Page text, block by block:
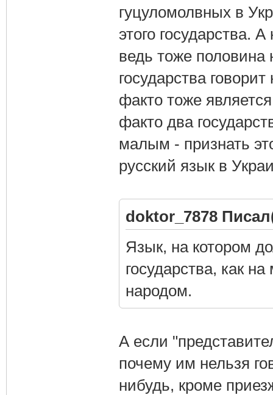
гуцуломолвных в
этого государства.
ведь тоже половина
государства
факто тоже
факто два
малым - признать
русский язык в
doktor_7878
Язык, на котором
государства, как
народом.
А если
почему им нельзя
нибудь, кроме